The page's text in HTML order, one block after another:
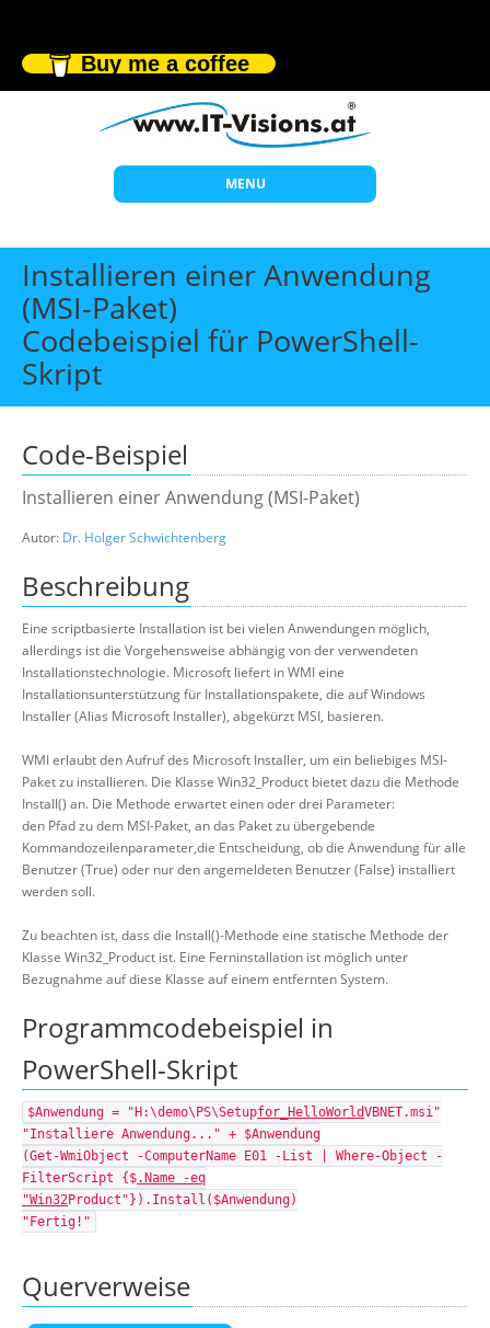
Buy me a coffee
MENU
Start
Themen
Beratung
Offene Seminare
Wissen
Über uns
Installieren einer Anwendung
(MSI-Paket)
Codebeispiel für PowerShell-
Skript
Code-Beispiel
Installieren einer Anwendung (MSI-Paket)
Autor: Dr. Holger Schwichtenberg
Beschreibung
Eine scriptbasierte Installation ist bei vielen Anwendungen möglich,
allerdings ist die Vorgehensweise abhängig von der verwendeten
Installationstechnologie. Microsoft liefert in WMI eine
Installationsunterstützung für Installationspakete, die auf Windows
Installer (Alias Microsoft Installer), abgekürzt MSI, basieren.
WMI erlaubt den Aufruf des Microsoft Installer, um ein beliebiges MSI-
Paket zu installieren. Die Klasse Win32_Product bietet dazu die Methode
Install() an. Die Methode erwartet einen oder drei Parameter:
den Pfad zu dem MSI-Paket, an das Paket zu übergebende
Kommandozeilenparameter,die Entscheidung, ob die Anwendung für alle
Benutzer (True) oder nur den angemeldeten Benutzer (False) installiert
werden soll.
Zu beachten ist, dass die Install()-Methode eine statische Methode der
Klasse Win32_Product ist. Eine Ferninstallation ist möglich unter
Bezugnahme auf diese Klasse auf einem entfernten System.
Programmcodebeispiel in
PowerShell-Skript
$Anwendung = "H:\demo\PS\Setupfor_HelloWorldVBNET.msi"
"Installiere Anwendung..." + $Anwendung
(Get-WmiObject -ComputerName E01 -List | Where-Object -
FilterScript {$.Name -eq
"Win32Product"}).Install($Anwendung)
"Fertig!"
Querverweise